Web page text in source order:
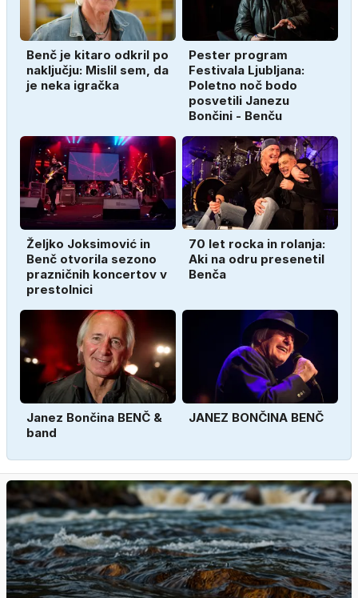
Benč je kitaro odkril po
naključju: Mislil sem, da
je neka igračka
Pester program
Festivala Ljubljana:
Poletno noč bodo
posvetili Janezu
Bončini - Benču
Željko Joksimović in
Benč otvorila sezono
prazničnih koncertov v
prestolnici
70 let rocka in rolanja:
Aki na odru presenetil
Benča
Janez Bončina BENČ &
band
JANEZ BONČINA BENČ